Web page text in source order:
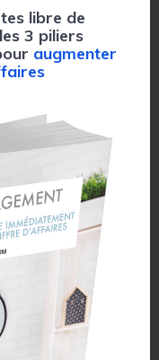
pricing
et
management
libre de
les 3 piliers
augmenter